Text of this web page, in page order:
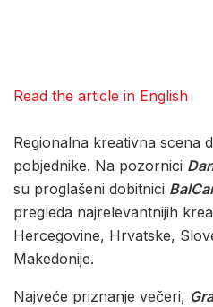
Read the article in English
Regionalna kreativna scena
pobjednike. Na pozornici
su proglašeni dobitnici
pregleda najrelevantnijih
Hercegovine, Hrvatske,
Makedonije.
Najveće priznanje večeri,